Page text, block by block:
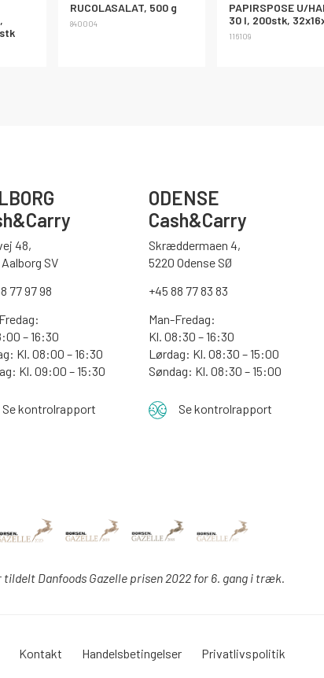
RUCOLASALAT, 500 g
840004
PAPIRSPOSE U/
30 l, 200stk,
116109
48,
SV
77 97 98
– 16:30
Kl. 08:00 – 16:30
Kl. 09:00 – 15:30
Se kontrolrapport
ODENSE
Cash&Carry
Skræddermaen 4,
5220 Odense SØ
+45 88 77 83 83
Man-Fredag:
Kl. 08:30 – 16:30
Lørdag: Kl. 08:30 – 15:00
Søndag: Kl. 08:30 – 15:00
Se kontrolrapport
Danfoods Gazelle prisen 2022 for 6. gang i træk.
Kontakt Handelsbetingelser Privatlivspolitik